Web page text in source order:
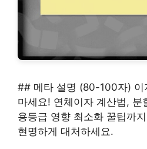
## 메타 설명 (80-100자) 이
마세요! 연체이자 계산법, 분
용등급 영향 최소화 꿀팁까
현명하게 대처하세요.